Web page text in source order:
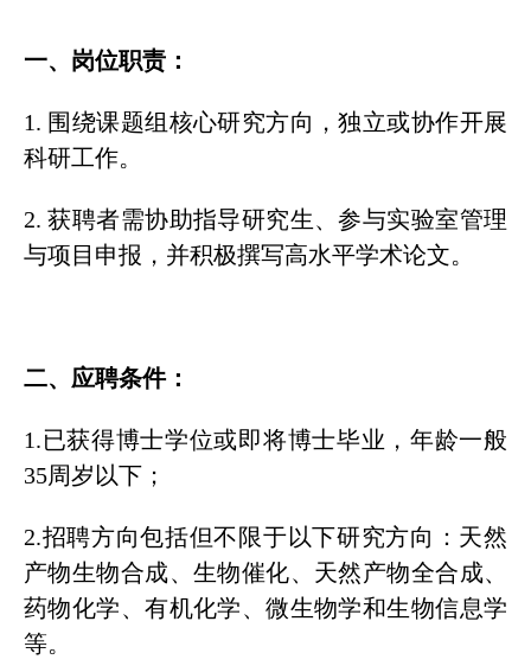
一、岗位职责：
1. 围绕课题组核心研究方向，独立或协作开展
科研工作。
2. 获聘者需协助指导研究生、参与实验室管理
与项目申报，并积极撰写高水平学术论文。
二、应聘条件：
1.已获得博士学位或即将博士毕业，年龄一般
35周岁以下；
2.招聘方向包括但不限于以下研究方向：天然
产物生物合成、生物催化、天然产物全合成、
药物化学、有机化学、微生物学和生物信息学
等。